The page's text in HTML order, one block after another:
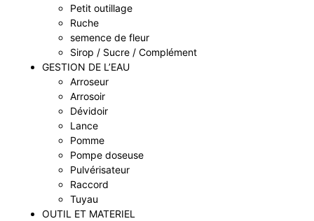
Petit outillage
Ruche
semence de fleur
Sirop / Sucre / Complément
GESTION DE L’EAU
Arroseur
Arrosoir
Dévidoir
Lance
Pomme
Pompe doseuse
Pulvérisateur
Raccord
Tuyau
OUTIL ET MATERIEL